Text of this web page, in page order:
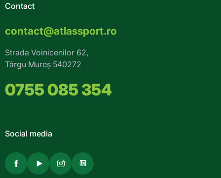
Contact
contact@atlassport.ro
Strada Voinicenilor 62,
Târgu Mureș 540272
0755 085 354
Social media